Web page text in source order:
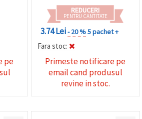
pe
REDUCERI
PENTRU CANTITATE
3.74 Lei- 20 %5 pachet +
Fara stoc:
Primeste notificare pe
email cand produsul
revine in stoc.